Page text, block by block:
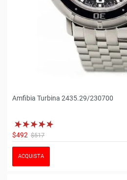
Amfibia Turbina 2435.29/230700
$492 $517
ACQUISTA